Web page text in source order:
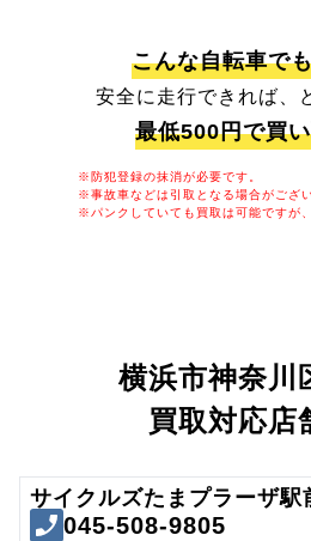
こんな自転車で
安全に走行できれば、
最低500円で買
※防犯登録の抹消が必要です。
※事故車などは引取となる場合がござい
※パンクしていても買取は可能ですが
横浜市神奈川
買取対応店
サイクルズたまプラーザ駅
045-508-9805